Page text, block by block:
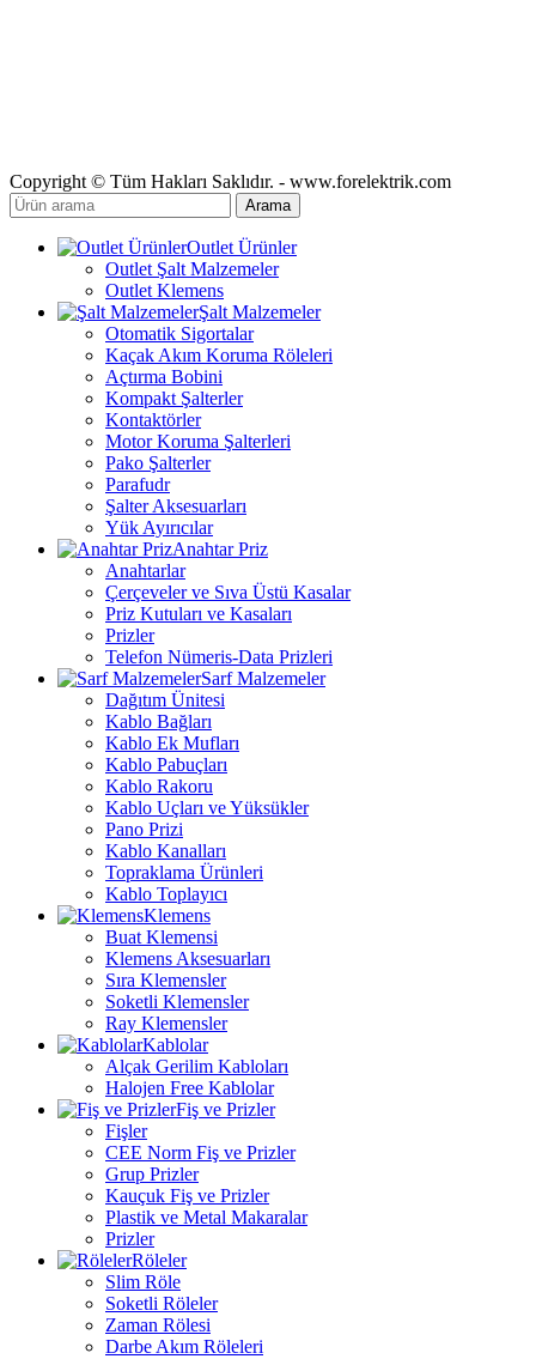
Copyright © Tüm Hakları Saklıdır. - www.forelektrik.com
Arama
Outlet Ürünler
Outlet Şalt Malzemeler
Outlet Klemens
Şalt Malzemeler
Otomatik Sigortalar
Kaçak Akım Koruma Röleleri
Açtırma Bobini
Kompakt Şalterler
Kontaktörler
Motor Koruma Şalterleri
Pako Şalterler
Parafudr
Şalter Aksesuarları
Yük Ayırıcılar
Anahtar Priz
Anahtarlar
Çerçeveler ve Sıva Üstü Kasalar
Priz Kutuları ve Kasaları
Prizler
Telefon Nümeris-Data Prizleri
Sarf Malzemeler
Dağıtım Ünitesi
Kablo Bağları
Kablo Ek Mufları
Kablo Pabuçları
Kablo Rakoru
Kablo Uçları ve Yüksükler
Pano Prizi
Kablo Kanalları
Topraklama Ürünleri
Kablo Toplayıcı
Klemens
Buat Klemensi
Klemens Aksesuarları
Sıra Klemensler
Soketli Klemensler
Ray Klemensler
Kablolar
Alçak Gerilim Kabloları
Halojen Free Kablolar
Fiş ve Prizler
Fişler
CEE Norm Fiş ve Prizler
Grup Prizler
Kauçuk Fiş ve Prizler
Plastik ve Metal Makaralar
Prizler
Röleler
Slim Röle
Soketli Röleler
Zaman Rölesi
Darbe Akım Röleleri